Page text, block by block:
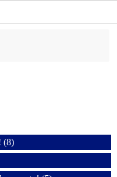
(8)